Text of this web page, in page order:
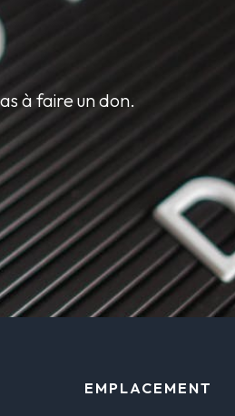
à faire un don.
EMPLACEMENT